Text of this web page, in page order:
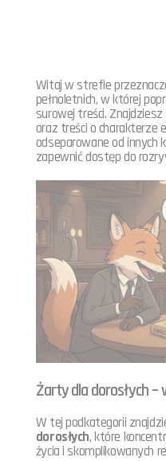
Witaj w strefie
pełnoletnich, w której
surowej treści.
oraz treści o charakterze
odseparowane od innych
zapewnić dostęp do
Żarty dla dorosłych –
W tej podkategorii
dorosłych, które
życia i skomplikowanych